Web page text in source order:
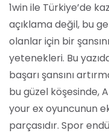
1win ile Türkiye’de
açıklama değil, bu
olanlar için bir
yetenekleri. Bu
başarı şansını
bu güzel köşesinde,
your ex oyuncunun
parçasıdır. Spor